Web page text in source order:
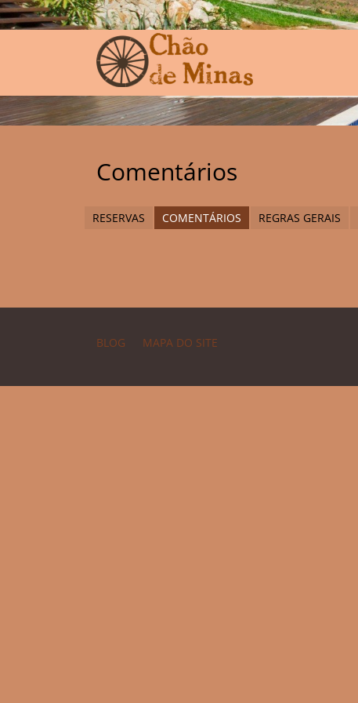
Comentários
RESERVAS COMENTÁRIOS REGRAS GERAIS
BLOG MAPA DO SITE